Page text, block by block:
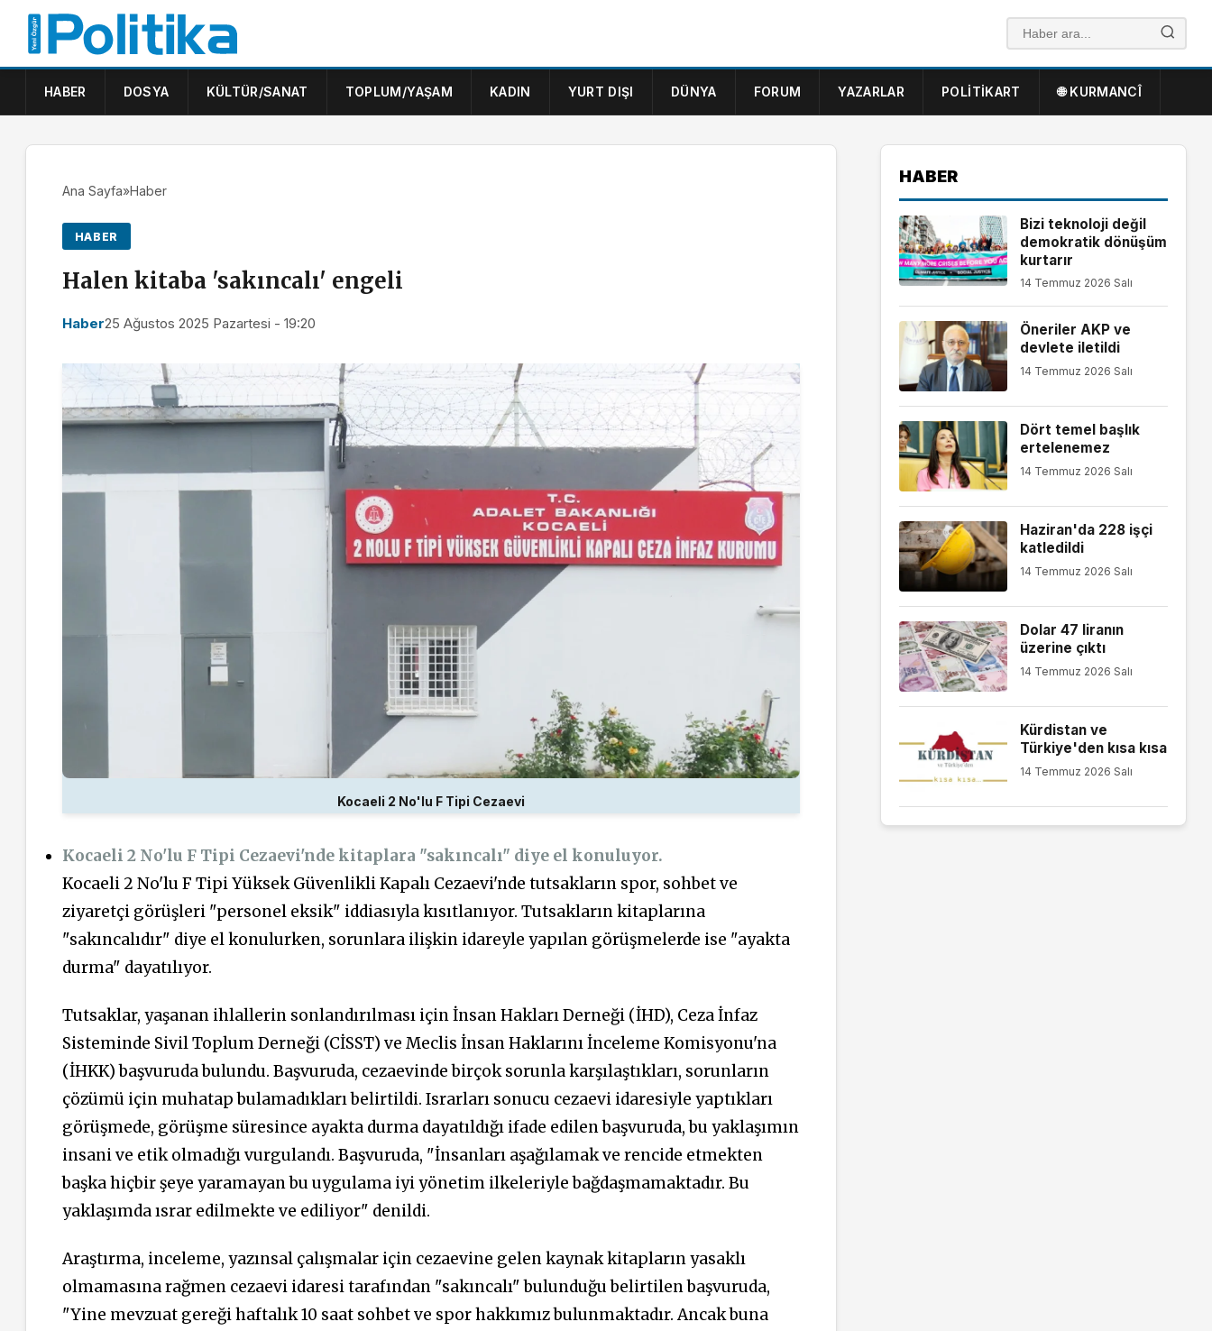
HABER DOSYA KÜLTÜR/SANAT TOPLUM/YAŞAM KADIN YURT DIŞI DÜNYA FORUM YAZARLAR POLITIKART 🌐 KURMANCÎ
Ana Sayfa»Haber
HABER
Halen kitaba 'sakıncalı' engeli
Haber25 Ağustos 2025 Pazartesi - 19:20
Kocaeli 2 No'lu F Tipi Cezaevi
Kocaeli 2 No'lu F Tipi Cezaevi'nde kitaplara "sakıncalı" diye el konuluyor.
Kocaeli 2 No'lu F Tipi Yüksek Güvenlikli Kapalı Cezaevi'nde tutsakların spor, sohbet ve
ziyaretçi görüşleri "personel eksik" iddiasıyla kısıtlanıyor. Tutsakların kitaplarına
"sakıncalıdır" diye el konulurken, sorunlara ilişkin idareyle yapılan görüşmelerde ise "ayakta
durma" dayatılıyor.
Tutsaklar, yaşanan ihlallerin sonlandırılması için İnsan Hakları Derneği (İHD), Ceza İnfaz
Sisteminde Sivil Toplum Derneği (CİSST) ve Meclis İnsan Haklarını İnceleme Komisyonu'na
(İHKK) başvuruda bulundu. Başvuruda, cezaevinde birçok sorunla karşılaştıkları, sorunların
çözümü için muhatap bulamadıkları belirtildi. Israrları sonucu cezaevi idaresiyle yaptıkları
görüşmede, görüşme süresince ayakta durma dayatıldığı ifade edilen başvuruda, bu yaklaşımın
insani ve etik olmadığı vurgulandı. Başvuruda, "İnsanları aşağılamak ve rencide etmekten
başka hiçbir şeye yaramayan bu uygulama iyi yönetim ilkeleriyle bağdaşmamaktadır. Bu
yaklaşımda ısrar edilmekte ve ediliyor" denildi.
Araştırma, inceleme, yazınsal çalışmalar için cezaevine gelen kaynak kitapların yasaklı
olmamasına rağmen cezaevi idaresi tarafından "sakıncalı" bulunduğu belirtilen başvuruda,
"Yine mevzuat gereği haftalık 10 saat sohbet ve spor hakkımız bulunmaktadır. Ancak buna
HABER
Bizi teknoloji değil
demokratik dönüşüm
kurtarır
14 Temmuz 2026 Salı
Öneriler AKP ve
devlete iletildi
14 Temmuz 2026 Salı
Dört temel başlık
ertelenemez
14 Temmuz 2026 Salı
Haziran'da 228 işçi
katledildi
14 Temmuz 2026 Salı
Dolar 47 liranın
üzerine çıktı
14 Temmuz 2026 Salı
Kürdistan ve
Türkiye'den kısa kısa
14 Temmuz 2026 Salı